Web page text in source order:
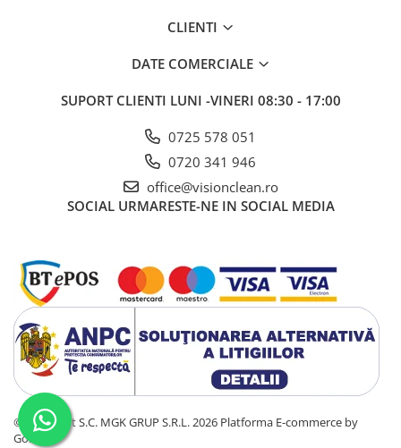
CLIENTI
DATE COMERCIALE
SUPORT CLIENTI LUNI -VINERI 08:30 - 17:00
0725 578 051
0720 341 946
office@visionclean.ro
SOCIAL URMARESTE-NE IN SOCIAL MEDIA
©Copyright S.C. MGK GRUP S.R.L. 2026 Platforma E-commerce by
Gomag